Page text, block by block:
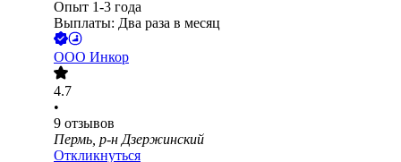
Опыт 1-3 года
Выплаты: Два раза в месяц
ООО Инкор
4.7
•
9 отзывов
Пермь, р-н Дзержинский
Откликнуться